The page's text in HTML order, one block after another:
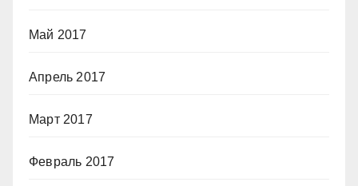
Май 2017
Апрель 2017
Март 2017
Февраль 2017